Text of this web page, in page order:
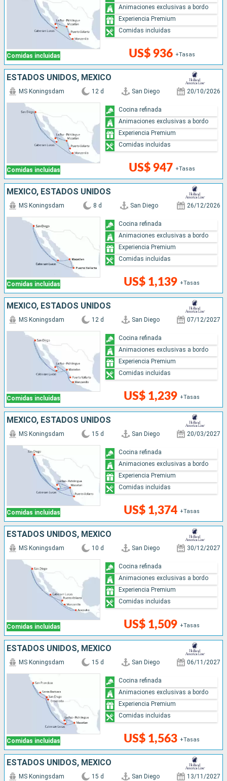
Comidas incluidas US$ 936 +Tasas
Animaciones exclusivas a bordo
Experiencia Premium
Comidas incluidas
ESTADOS UNIDOS, MÉXICO
Comidas incluidas
MS Koningsdam 12 d San Diego 20/10/2026
US$ 947 +Tasas
Cocina refinada
Animaciones exclusivas a bordo
Experiencia Premium
Comidas incluidas
MÉXICO, ESTADOS UNIDOS
Comidas incluidas
MS Koningsdam 8 d San Diego 26/12/2026
US$ 1,139 +Tasas
Cocina refinada
Animaciones exclusivas a bordo
Experiencia Premium
Comidas incluidas
MÉXICO, ESTADOS UNIDOS
Comidas incluidas
MS Koningsdam 12 d San Diego 07/12/2027
US$ 1,239 +Tasas
Cocina refinada
Animaciones exclusivas a bordo
Experiencia Premium
Comidas incluidas
MÉXICO, ESTADOS UNIDOS
Comidas incluidas
MS Koningsdam 15 d San Diego 20/03/2027
US$ 1,374 +Tasas
Cocina refinada
Animaciones exclusivas a bordo
Experiencia Premium
Comidas incluidas
ESTADOS UNIDOS, MÉXICO
Comidas incluidas
MS Koningsdam 10 d San Diego 30/12/2027
US$ 1,509 +Tasas
Cocina refinada
Animaciones exclusivas a bordo
Experiencia Premium
Comidas incluidas
ESTADOS UNIDOS, MÉXICO
Comidas incluidas
MS Koningsdam 15 d San Diego 06/11/2027
US$ 1,563 +Tasas
Cocina refinada
Animaciones exclusivas a bordo
Experiencia Premium
Comidas incluidas
ESTADOS UNIDOS, MÉXICO
MS Koningsdam 15 d San Diego 13/11/2027